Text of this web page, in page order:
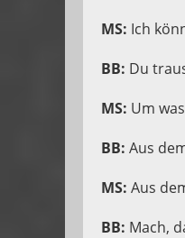
MS: Ich
BB: Du
MS: Um
BB: Aus
MS: Aus
BB: Mach,